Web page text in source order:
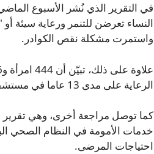
في التقرير الذي نُشر الأسبوع
النساء تعرضن للتنمر ورعاية
واستمرت مشكلة نقص الكوادر.
الرعاية على مدى 13 عاما في مستشفيات جامعة نوتنغهام.
كما توصل مراجعة أخرى، وهي تقرير
خدمات الأمومة في النظام الصحي
احتياجات المرضى.